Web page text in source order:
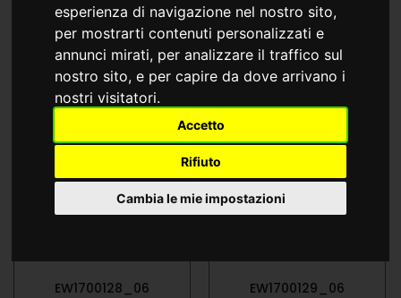
esperienza di navigazione nel nostro sito,
per mostrarti contenuti personalizzati e
annunci mirati, per analizzare il traffico sul
nostro sito, e per capire da dove arrivano i
nostri visitatori.
Accetto
Rifiuto
Cambia le mie impostazioni
EW1700128_06 EW1700129_06